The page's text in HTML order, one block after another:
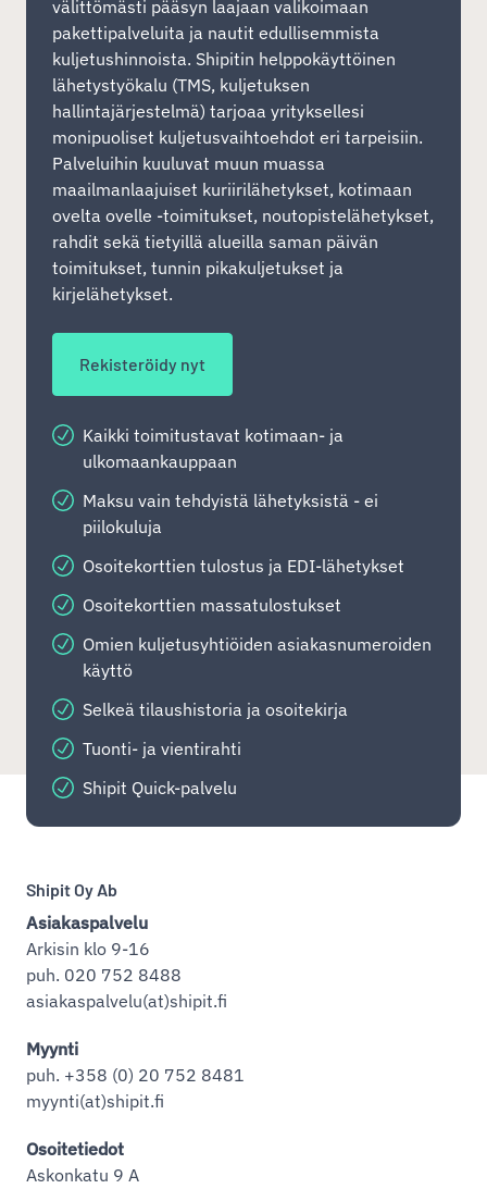
välittömästi pääsyn laajaan valikoimaan
pakettipalveluita ja nautit edullisemmista
kuljetushinnoista. Shipitin helppokäyttöinen
lähetystyökalu (TMS, kuljetuksen
hallintajärjestelmä) tarjoaa yrityksellesi
monipuoliset kuljetusvaihtoehdot eri tarpeisiin.
Palveluihin kuuluvat muun muassa
maailmanlaajuiset kuriirilähetykset, kotimaan
ovelta ovelle -toimitukset, noutopistelähetykset,
rahdit sekä tietyillä alueilla saman päivän
toimitukset, tunnin pikakuljetukset ja
kirjelähetykset.
Rekisteröidy nyt
Kaikki toimitustavat kotimaan- ja
ulkomaankauppaan
Maksu vain tehdyistä lähetyksistä - ei
piilokuluja
Osoitekorttien tulostus ja EDI-lähetykset
Osoitekorttien massatulostukset
Omien kuljetusyhtiöiden asiakasnumeroiden
käyttö
Selkeä tilaushistoria ja osoitekirja
Tuonti- ja vientirahti
Shipit Quick-palvelu
Shipit Oy Ab
Asiakaspalvelu
Arkisin klo 9-16
puh. 020 752 8488
asiakaspalvelu(at)shipit.fi
Myynti
puh. +358 (0) 20 752 8481
myynti(at)shipit.fi
Osoitetiedot
Askonkatu 9 A